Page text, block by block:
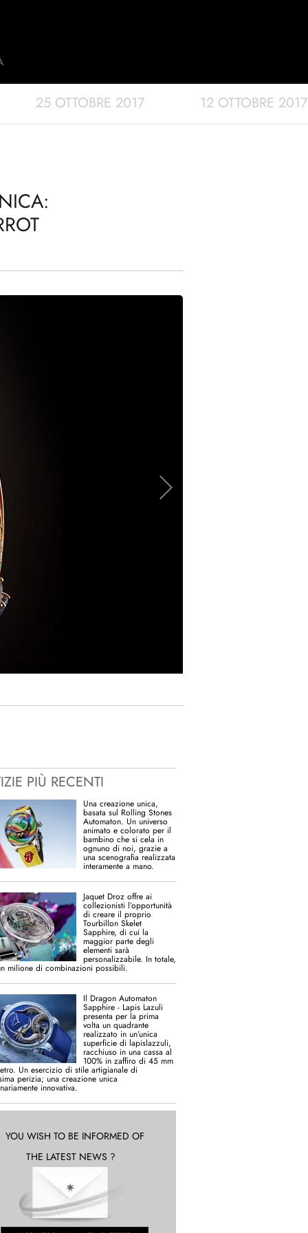
25 OTTOBRE 2017 12 OTTOBRE 2017
PIÙ RECENTI
Una creazione unica,
basata sul Rolling Stones
Automaton. Un universo
animato e colorato per il
bambino che si cela in
ognuno di noi, grazie a
una scenografia realizzata
interamente a mano.
Jaquet Droz offre ai
collezionisti l’opportunità
di creare il proprio
Tourbillon Skelet
Sapphire, di cui la
maggior parte degli
elementi sarà
personalizzabile. In totale,
milione di combinazioni possibili.
Il Dragon Automaton
Sapphire - Lapis Lazuli
presenta per la prima
volta un quadrante
realizzato in un’unica
superficie di lapislazzuli,
racchiuso in una cassa al
100% in zaffiro di 45 mm
Un esercizio di stile artigianale di
perizia; una creazione unica
innovativa.
YOU WISH TO BE INFORMED OF
THE LATEST NEWS ?